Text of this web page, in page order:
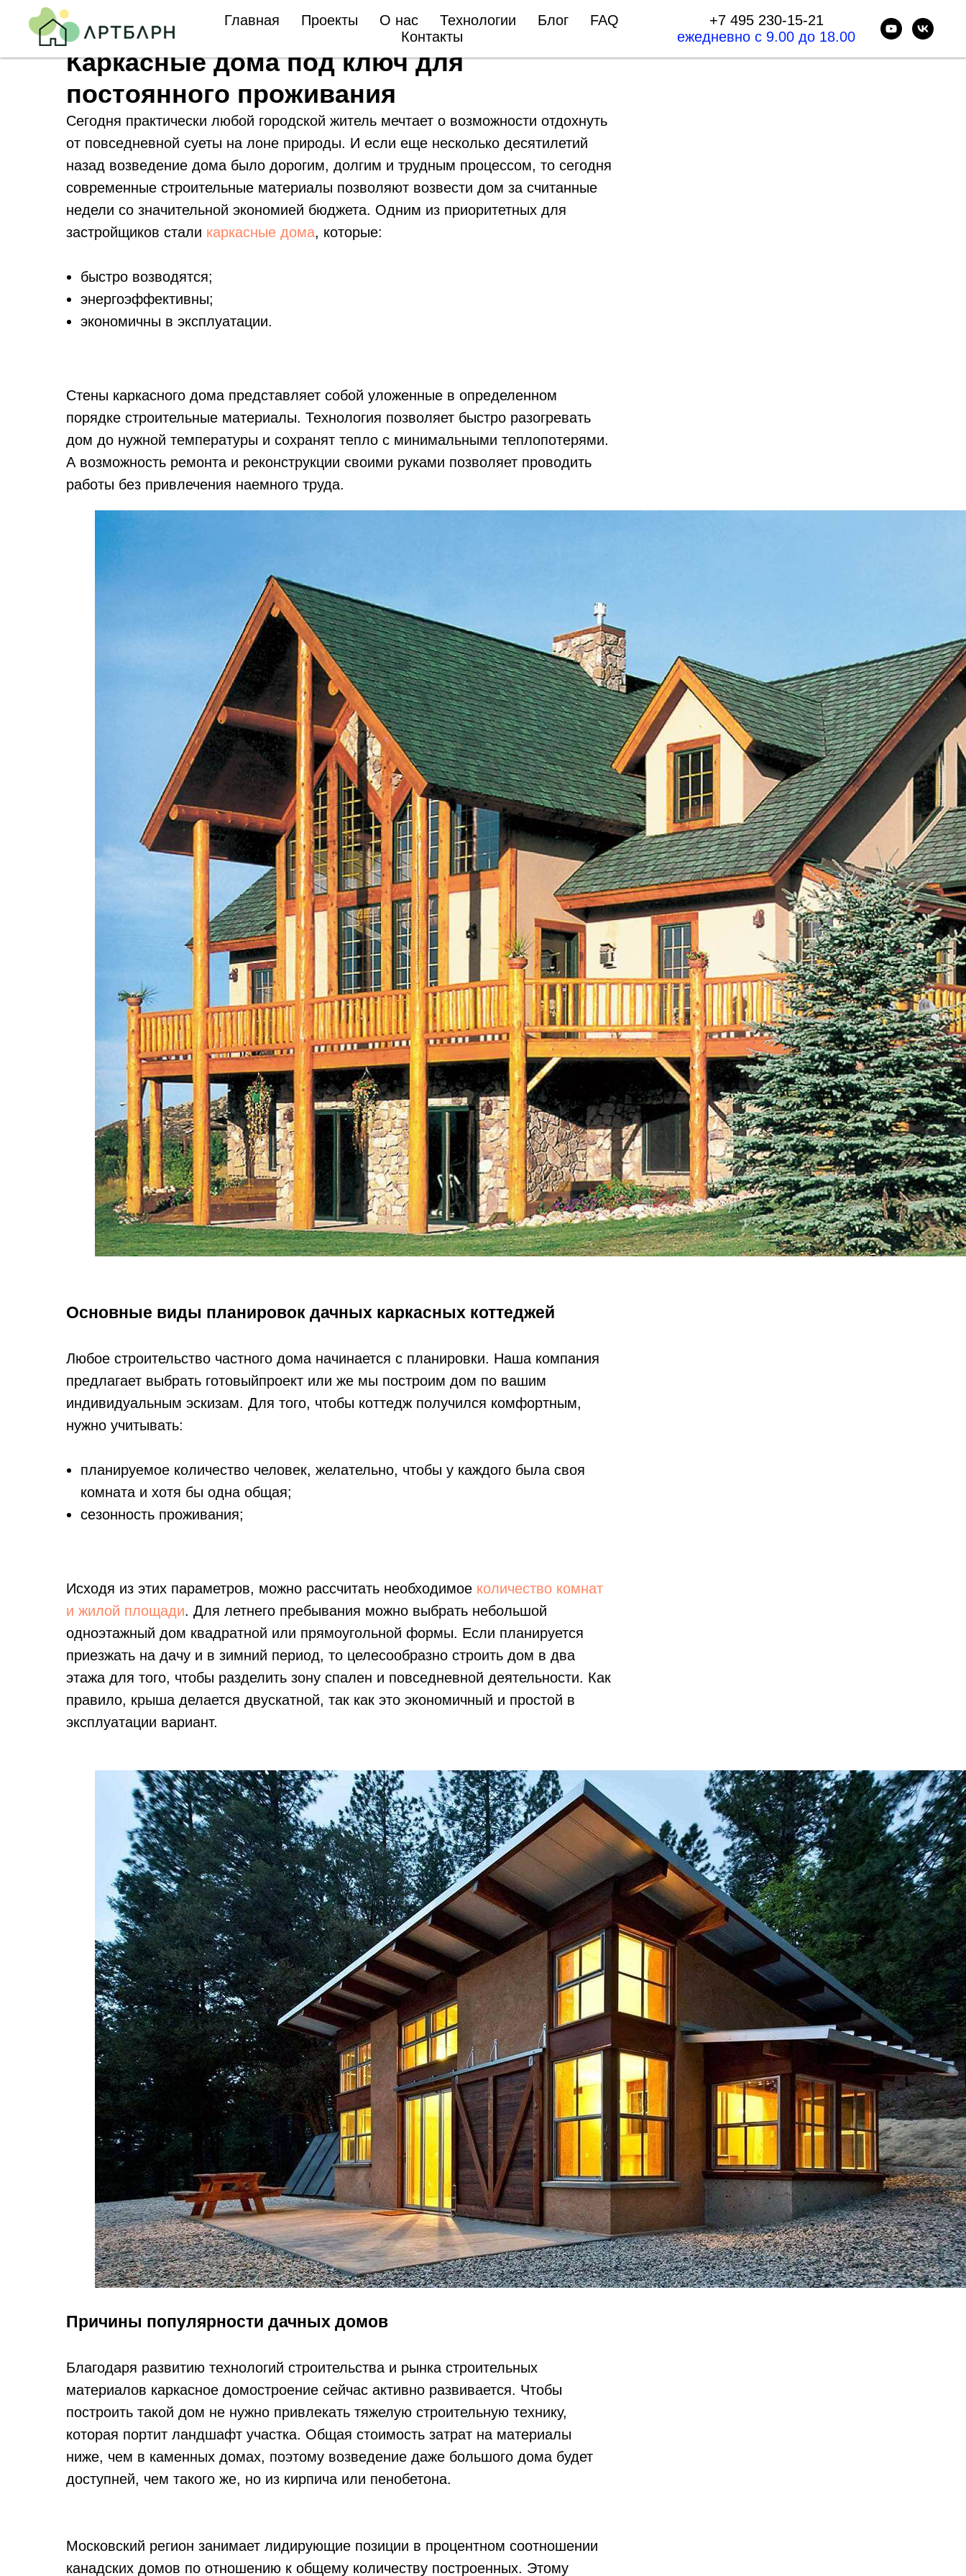
Главная Проекты О нас Технологии Блог
FAQ
Контакты
+7 495 230-15-21
ежедневно с 9.00 до 18.00
Каркасные дома под ключ для
постоянного проживания
Сегодня практически любой городской житель мечтает о возможности отдохнуть
от повседневной суеты на лоне природы. И если еще несколько десятилетий
назад возведение дома было дорогим, долгим и трудным процессом, то сегодня
современные строительные материалы позволяют возвести дом за считанные
недели со значительной экономией бюджета. Одним из приоритетных для
застройщиков стали каркасные дома, которые:
быстро возводятся;
энергоэффективны;
экономичны в эксплуатации.
Стены каркасного дома представляет собой уложенные в определенном
порядке строительные материалы. Технология позволяет быстро разогревать
дом до нужной температуры и сохранят тепло с минимальными теплопотерями.
А возможность ремонта и реконструкции своими руками позволяет проводить
работы без привлечения наемного труда.
Основные виды планировок дачных каркасных коттеджей
Любое строительство частного дома начинается с планировки. Наша компания
предлагает выбрать готовыйпроект или же мы построим дом по вашим
индивидуальным эскизам. Для того, чтобы коттедж получился комфортным,
нужно учитывать:
планируемое количество человек, желательно, чтобы у каждого была своя
комната и хотя бы одна общая;
сезонность проживания;
Исходя из этих параметров, можно рассчитать необходимое количество комнат
и жилой площади. Для летнего пребывания можно выбрать небольшой
одноэтажный дом квадратной или прямоугольной формы. Если планируется
приезжать на дачу и в зимний период, то целесообразно строить дом в два
этажа для того, чтобы разделить зону спален и повседневной деятельности. Как
правило, крыша делается двускатной, так как это экономичный и простой в
эксплуатации вариант.
Причины популярности дачных домов
Благодаря развитию технологий строительства и рынка строительных
материалов каркасное домостроение сейчас активно развивается. Чтобы
построить такой дом не нужно привлекать тяжелую строительную технику,
которая портит ландшафт участка. Общая стоимость затрат на материалы
ниже, чем в каменных домах, поэтому возведение даже большого дома будет
доступней, чем такого же, но из кирпича или пенобетона.
Московский регион занимает лидирующие позиции в процентном соотношении
канадских домов по отношению к общему количеству построенных. Этому